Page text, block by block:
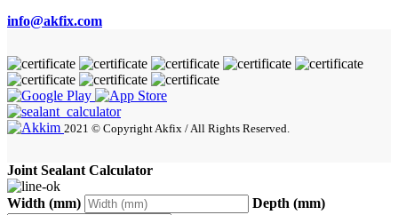
info@akfix.com
2021 © Copyright Akfix / All Rights Reserved.
Joint Sealant Calculator
Width (mm)
Depth (mm)